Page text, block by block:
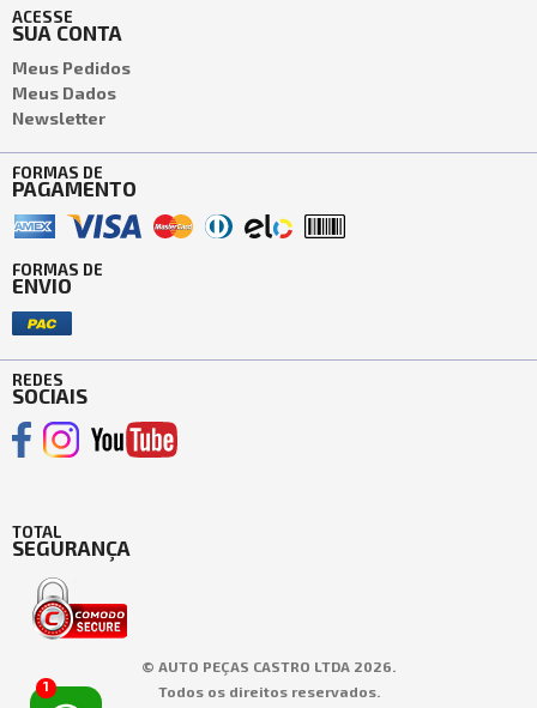
ACESSE
SUA CONTA
Meus Pedidos
Meus Dados
Newsletter
FORMAS DE
PAGAMENTO
FORMAS DE
ENVIO
REDES
SOCIAIS
TOTAL
SEGURANÇA
© AUTO PEÇAS CASTRO LTDA 2026.
Todos os direitos reservados.
1